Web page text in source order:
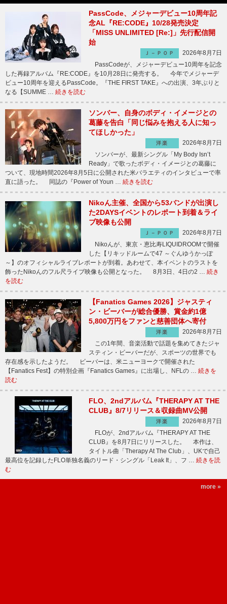
PassCode、メジャーデビュー10周年記
念AL『RE:CODE』10/28発売決定
「MISS UNLIMITED [Re:]」先行配信開
始
Ｊ－ＰＯＰ
2026年8月7日
PassCodeが、メジャーデビュー10周年を記念
した再録アルバム『RE:CODE』を10月28日に発売する。 今年でメジャーデ
ビュー10周年を迎えるPassCode。『THE FIRST TAKE』への出演、3年ぶりと
なる【SUMME … 続きを読む
ソンバー、自身のボディ・イメージとの
葛藤を告白「同じ悩みを抱える人に知っ
てほしかった」
洋楽
2026年8月7日
ソンバーが、最新シングル「My Body Isn’t
Ready」で歌ったボディ・イメージとの葛藤に
ついて、現地時間2026年8月5日に公開された米バラエティのインタビューで率
直に語った。 同誌の『Power of Youn … 続きを読む
Nikoん主催、全国から53バンドが出演し
た2DAYSイベントのレポート到着＆ライ
ブ映像も公開
Ｊ－ＰＯＰ
2026年8月7日
Nikoんが、東京・恵比寿LIQUIDROOMで開催
した【リキッドルームで47 ～ぐんゆうかっぽ
～】のオフィシャルライブレポートが到着。あわせて、本イベントのラストを
飾ったNikoんのフル尺ライブ映像も公開となった。 8月3日、4日の2 … 続き
を読む
【Fanatics Games 2026】ジャスティ
ン・ビーバーが総合優勝、賞金約1億
5,800万円をファンと慈善団体へ寄付
洋楽
2026年8月7日
この1年間、音楽活動で話題を集めてきたジャ
スティン・ビーバーだが、スポーツの世界でも
存在感を示したようだ。 ビーバーは、米ニューヨークで開催された
【Fanatics Fest】の特別企画『Fanatics Games』に出場し、NFLの … 続きを
読む
FLO、2ndアルバム『THERAPY AT THE
CLUB』8/7リリース＆収録曲MV公開
洋楽
2026年8月7日
FLOが、2ndアルバム『THERAPY AT THE
CLUB』を8月7日にリリースした。 本作は、
タイトル曲「Therapy At The Club」、UKで自己
最高位を記録したFLO単独名義のリード・シングル「Leak It」、フ … 続きを読
む
more »